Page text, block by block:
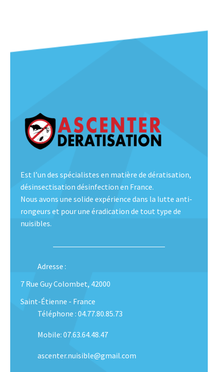
Est l’un des spécialistes en matière de dératisation,
désinsectisation désinfection en France.
Nous avons une solide expérience dans la lutte anti-
rongeurs et pour une éradication de tout type de
nuisibles.
Adresse :
7 Rue Guy Colombet, 42000
Saint-Étienne - France
Téléphone : 04.77.80.85.73
Mobile: 07.63.64.48.47
ascenter.nuisible@gmail.com